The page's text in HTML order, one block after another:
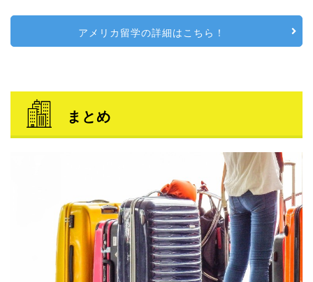
アメリカ留学の詳細はこちら！
まとめ